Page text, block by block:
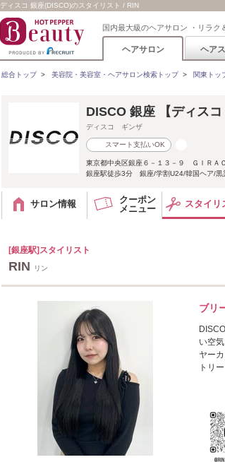
ディスコ 銀座(DISCO)のスタイリスト / RIN
国内最大級のヘアサロン ・リラク
ヘアサロン ヘア
総合トップ> 美容院・美容室・ヘアサロン検索トップ> 関東トッ
DISCO 銀座 【ディスコ
ディスコ ギンザ
スマート支払いOK
東京都中央区銀座６－１３－９ ＧＩＲＡ
銀座駅徒歩3分 銀座/学割U24/韓国ヘア/黒
サロン情報
クーポン
メニュー
スタイリ
[銀座駅]スタイリスト
RIN
リン
ブリ
い空
ヤー
トリ